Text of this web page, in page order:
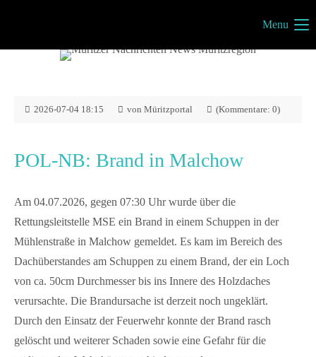
Kontakt
info@mueritzportal.de
Info´s
Impressum
Datenschutz
Kontakt
Menu
2026-07-04 18:15 von Müritzportal (Kommentare: 0)
POL-NB: Brand in Malchow
Am 04.07.2026, gegen 07:30 Uhr wurde über die
Rettungsleitstelle MSE ein Brand in einem Schuppen in der
Mühlenstraße in Malchow gemeldet. Es kam im Bereich des
Dachüberstandes am Schuppen zu einem Brand, der ein Loch
von ca. 50cm Durchmesser bis ins Innere des Holzdaches
verursachte. Die Brandursache ist derzeit noch ungeklärt.
Durch den Einsatz der Feuerwehr konnte der Brand rasch
gelöscht und weiterer Schaden sowie eine Gefahr für die